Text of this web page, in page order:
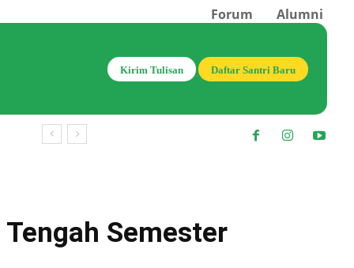
Forum Alumni
Daftar Santri Baru
Kirim Tulisan
Semester